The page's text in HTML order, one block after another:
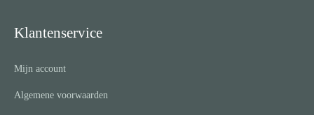
Klantenservice
Mijn account
Algemene voorwaarden